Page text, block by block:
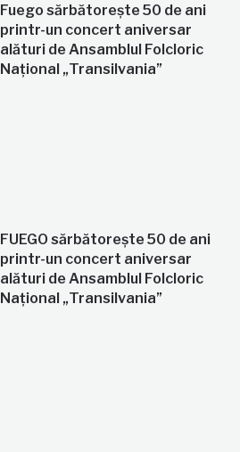
Fuego sărbătorește 50 de ani
printr-un concert aniversar
alături de Ansamblul Folcloric
Național „Transilvania”
FUEGO sărbătorește 50 de ani
printr-un concert aniversar
alături de Ansamblul Folcloric
Național „Transilvania”